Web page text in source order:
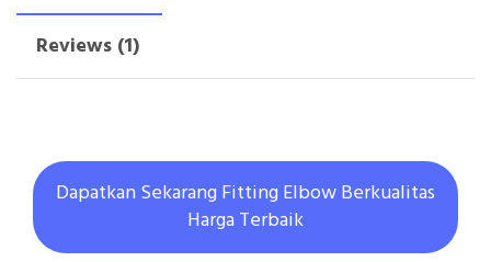
Reviews (1)
Dapatkan Sekarang Fitting Elbow Berkualitas
Harga Terbaik